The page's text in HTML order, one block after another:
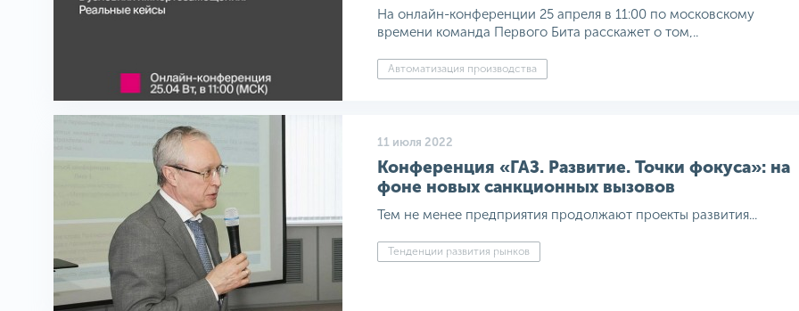
На онлайн-конференции 25 апреля в 11:00 по московскому
времени команда Первого Бита расскажет о том,..
Автоматизация производства
11 июля 2022
Конференция «ГАЗ. Развитие. Точки фокуса»: на
фоне новых санкционных вызовов
Тем не менее предприятия продолжают проекты развития...
Тенденции развития рынков